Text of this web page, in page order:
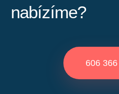
nabízíme?
606